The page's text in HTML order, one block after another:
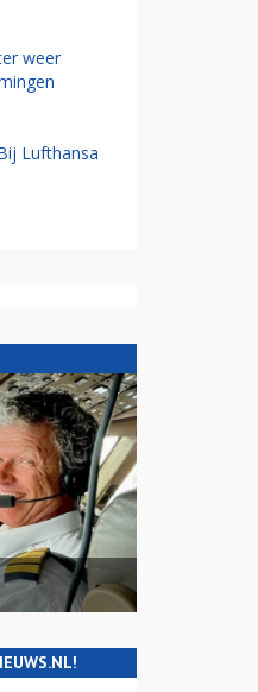
weer
Lufthansa